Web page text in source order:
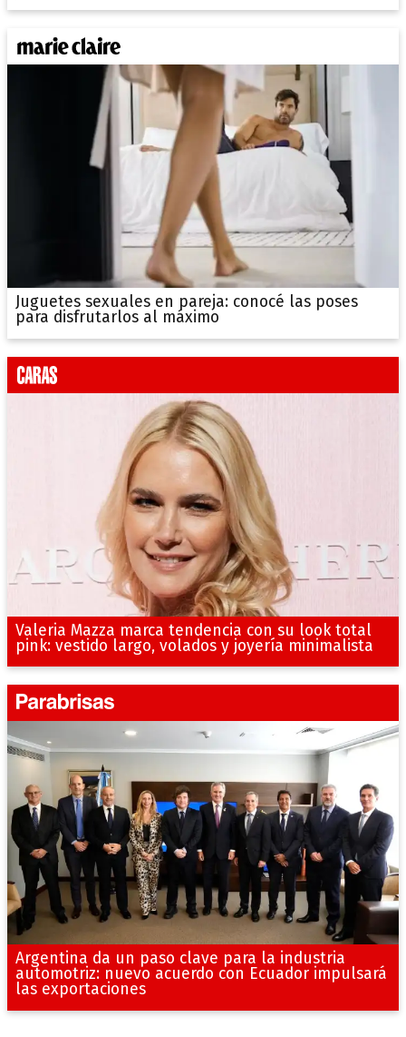
Juguetes sexuales en pareja: conocé las poses
para disfrutarlos al máximo
Valeria Mazza marca tendencia con su look total
pink: vestido largo, volados y joyería minimalista
Argentina da un paso clave para la industria
automotriz: nuevo acuerdo con Ecuador impulsará
las exportaciones